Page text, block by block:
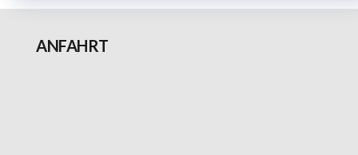
ANFAHRT